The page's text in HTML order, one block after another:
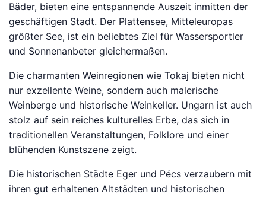
Bäder, bieten eine entspannende Auszeit inmitten der
geschäftigen Stadt. Der Plattensee, Mitteleuropas
größter See, ist ein beliebtes Ziel für Wassersportler
und Sonnenanbeter gleichermaßen.
Die charmanten Weinregionen wie Tokaj bieten nicht
nur exzellente Weine, sondern auch malerische
Weinberge und historische Weinkeller. Ungarn ist auch
stolz auf sein reiches kulturelles Erbe, das sich in
traditionellen Veranstaltungen, Folklore und einer
blühenden Kunstszene zeigt.
Die historischen Städte Eger und Pécs verzaubern mit
ihren gut erhaltenen Altstädten und historischen